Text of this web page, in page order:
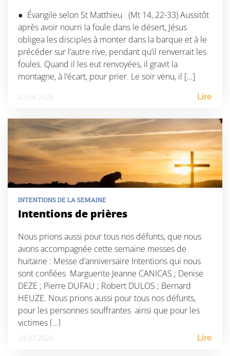
● Évangile selon St Matthieu (Mt 14, 22-33) Aussitôt
après avoir nourri la foule dans le désert, Jésus
obligea les disciples à monter dans la barque et à le
précéder sur l’autre rive, pendant qu’il renverrait les
foules. Quand il les eut renvoyées, il gravit la
montagne, à l’écart, pour prier. Le soir venu, il […]
07.08.2026 Lire
INTENTIONS DE LA SEMAINE
Intentions de prières
Nous prions aussi pour tous nos défunts, que nous
avons accompagnée cette semaine messes de
huitaine : Messe d’anniversaire Intentions qui nous
sont confiées Marguerite Jeanne CANICAS ; Denise
DEZE ; Pierre DUFAU ; Robert DULOS ; Bernard
HEUZE. Nous prions aussi pour tous nos défunts,
pour les personnes souffrantes ainsi que pour les
victimes […]
24.07.2026 Lire